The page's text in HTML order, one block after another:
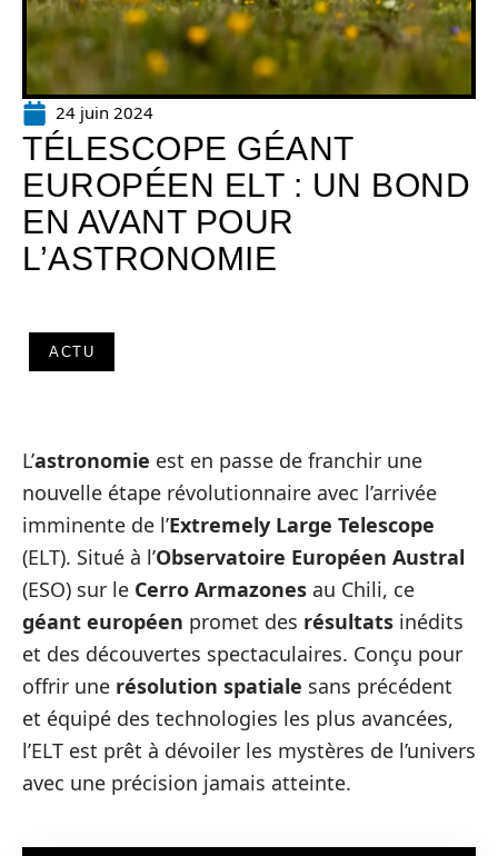
24 juin 2024
TÉLESCOPE GÉANT
EUROPÉEN ELT : UN BOND
EN AVANT POUR
L’ASTRONOMIE
ACTU
L’astronomie est en passe de franchir une
nouvelle étape révolutionnaire avec l’arrivée
imminente de l’Extremely Large Telescope
(ELT). Situé à l’Observatoire Européen Austral
(ESO) sur le Cerro Armazones au Chili, ce
géant européen promet des résultats inédits
et des découvertes spectaculaires. Conçu pour
offrir une résolution spatiale sans précédent
et équipé des technologies les plus avancées,
l’ELT est prêt à dévoiler les mystères de l’univers
avec une précision jamais atteinte.